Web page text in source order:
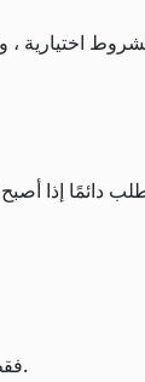
دائمًا إذا
لمسح معلمات الشرط ، انقر فوق "x" في نهاية السطر. يظهر الرمز "x" فقط إذا قمت بإدخال أي بيانات في الحقل.